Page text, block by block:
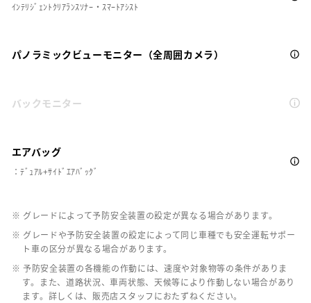
ｲﾝﾃﾘｼﾞｪﾝﾄｸﾘｱﾗﾝｽｿﾅｰ・ｽﾏｰﾄｱｼｽﾄ
パノラミックビューモニター（全周囲カメラ）
バックモニター
エアバッグ
：ﾃﾞｭｱﾙ+ｻｲﾄﾞｴｱﾊﾞｯｸﾞ
※ グレードによって予防安全装置の設定が異なる場合があります。
※ グレードや予防安全装置の設定によって同じ車種でも安全運転サポー
ト車の区分が異なる場合があります。
※ 予防安全装置の各機能の作動には、速度や対象物等の条件がありま
す。また、道路状況、車両状態、天候等により作動しない場合があり
ます。詳しくは、販売店スタッフにおたずねください。